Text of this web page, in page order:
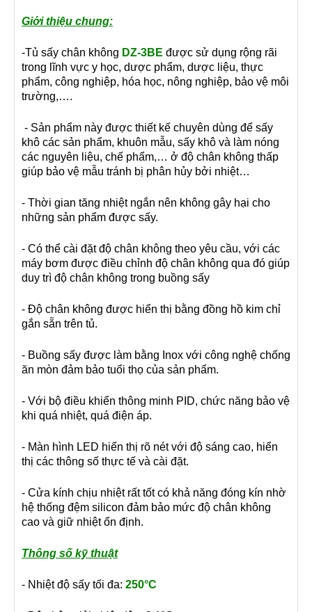
Giới thiệu chung:
-Tủ sấy chân không DZ-3BE được sử dụng rộng rãi
trong lĩnh vực y học, dược phẩm, dược liệu, thực
phẩm, công nghiệp, hóa học, nông nghiệp, bảo vệ môi
trường,….
- Sản phẩm này được thiết kế chuyên dùng để sấy
khô các sản phẩm, khuôn mẫu, sấy khô và làm nóng
các nguyên liệu, chế phẩm,… ở độ chân không thấp
giúp bảo vệ mẫu tránh bị phân hủy bởi nhiệt…
- Thời gian tăng nhiệt ngắn nên không gây hại cho
những sản phẩm được sấy.
- Có thể cài đặt độ chân không theo yêu cầu, với các
máy bơm được điều chỉnh độ chân không qua đó giúp
duy trì độ chân không trong buồng sấy
- Độ chân không được hiển thị bằng đồng hồ kim chỉ
gắn sẵn trên tủ.
- Buồng sấy được làm bằng Inox với công nghệ chống
ăn mòn đảm bảo tuổi thọ của sản phẩm.
- Với bộ điều khiển thông minh PID, chức năng bảo vệ
khi quá nhiệt, quá điện áp.
- Màn hình LED hiển thị rõ nét với độ sáng cao, hiển
thị các thông số thực tế và cài đặt.
- Cửa kính chịu nhiệt rất tốt có khả năng đóng kín nhờ
hệ thống đệm silicon đảm bảo mức độ chân không
cao và giữ nhiệt ổn định.
Thông số kỹ thuật
- Nhiệt độ sấy tối đa: 250°C